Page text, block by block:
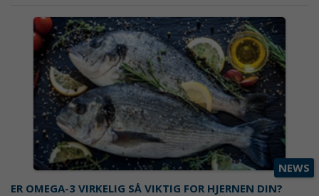
NEWS
ER OMEGA-3 VIRKELIG SÅ VIKTIG FOR HJERNEN DIN?